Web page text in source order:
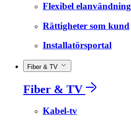
Flexibel elanvändning
Rättigheter som kund
Installatörsportal
Fiber & TV
Fiber & TV
Kabel-tv